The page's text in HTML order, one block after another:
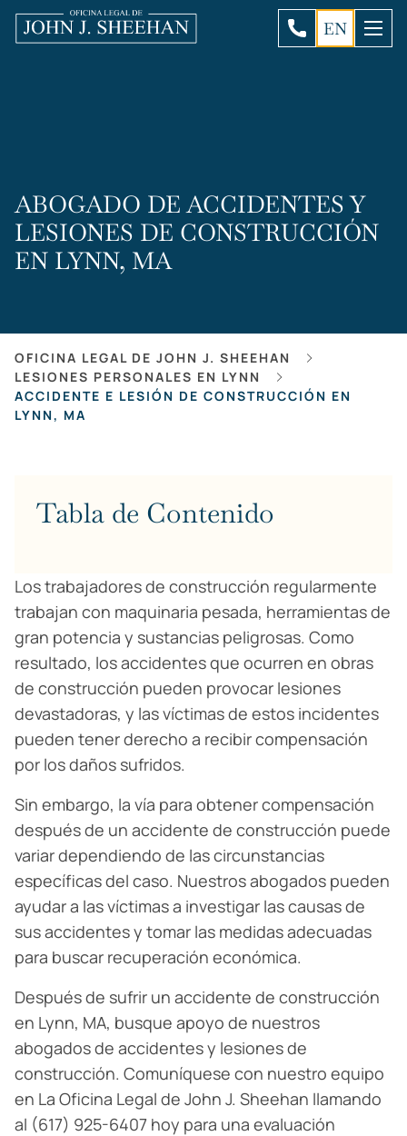
EN
ABOGADO DE ACCIDENTES Y
LESIONES DE CONSTRUCCIÓN
EN LYNN, MA
OFICINA LEGAL DE JOHN J. SHEEHAN
LESIONES PERSONALES EN LYNN
ACCIDENTE E LESIÓN DE CONSTRUCCIÓN EN
LYNN, MA
Tabla de Contenido
Los trabajadores de construcción regularmente
trabajan con maquinaria pesada, herramientas de
gran potencia y sustancias peligrosas. Como
resultado, los accidentes que ocurren en obras
de construcción pueden provocar lesiones
devastadoras, y las víctimas de estos incidentes
pueden tener derecho a recibir compensación
por los daños sufridos.
Sin embargo, la vía para obtener compensación
después de un accidente de construcción puede
variar dependiendo de las circunstancias
específicas del caso. Nuestros abogados pueden
ayudar a las víctimas a investigar las causas de
sus accidentes y tomar las medidas adecuadas
para buscar recuperación económica.
Después de sufrir un accidente de construcción
en Lynn, MA, busque apoyo de nuestros
abogados de accidentes y lesiones de
construcción. Comuníquese con nuestro equipo
en La Oficina Legal de John J. Sheehan llamando
al (617) 925-6407 hoy para una evaluación